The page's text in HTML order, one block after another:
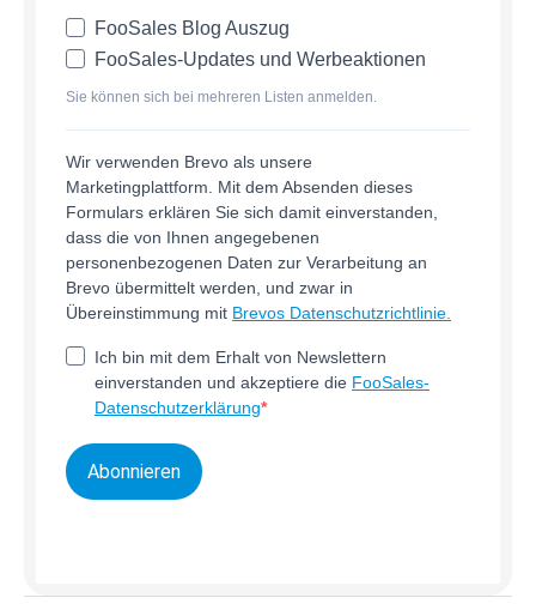
FooSales Blog Auszug
FooSales-Updates und Werbeaktionen
Sie können sich bei mehreren Listen anmelden.
Wir verwenden Brevo als unsere
Marketingplattform. Mit dem Absenden dieses
Formulars erklären Sie sich damit einverstanden,
dass die von Ihnen angegebenen
personenbezogenen Daten zur Verarbeitung an
Brevo übermittelt werden, und zwar in
Übereinstimmung mit Brevos Datenschutzrichtlinie.
Ich bin mit dem Erhalt von Newslettern
einverstanden und akzeptiere die FooSales-
Datenschutzerklärung
Abonnieren